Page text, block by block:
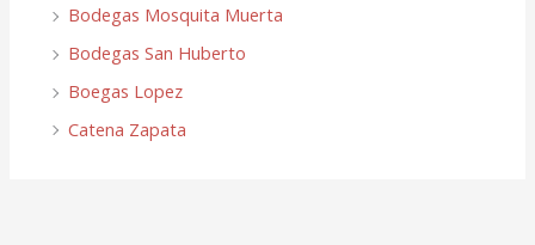
Bodegas Mosquita Muerta
Bodegas San Huberto
Boegas Lopez
Catena Zapata